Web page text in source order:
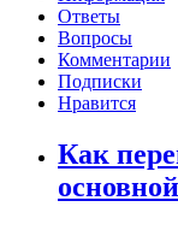
Ответы
Вопросы
Комментарии
Подписки
Нравится
Как